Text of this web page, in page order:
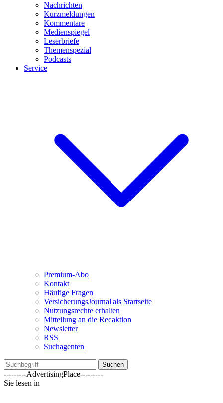
Nachrichten
Kurzmeldungen
Kommentare
Medienspiegel
Leserbriefe
Themenspezial
Podcasts
Service
Premium-Abo
Kontakt
Häufige Fragen
VersicherungsJournal als Startseite
Nutzungsrechte erhalten
Mitteilung an die Redaktion
Newsletter
RSS
Suchagenten
Suchen
---------AdvertisingPlace---------
Sie lesen in